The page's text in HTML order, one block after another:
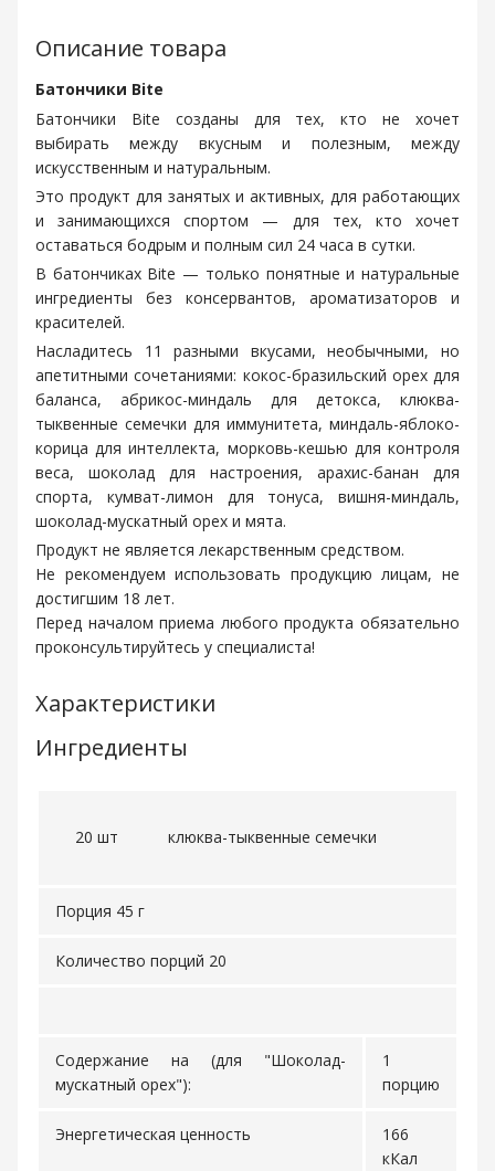
Описание товара
Батончики Bite
Батончики Bite созданы для тех, кто не хочет
выбирать между вкусным и полезным, между
искусственным и натуральным.
Это продукт для занятых и активных, для работающих
и занимающихся спортом — для тех, кто хочет
оставаться бодрым и полным сил 24 часа в сутки.
В батончиках Bite — только понятные и натуральные
ингредиенты без консервантов, ароматизаторов и
красителей.
Насладитесь 11 разными вкусами, необычными, но
апетитными сочетаниями: кокос-бразильский орех для
баланса, абрикос-миндаль для детокса, клюква-
тыквенные семечки для иммунитета, миндаль-яблоко-
корица для интеллекта, морковь-кешью для контроля
веса, шоколад для настроения, арахис-банан для
спорта, кумват-лимон для тонуса, вишня-миндаль,
шоколад-мускатный орех и мята.
Продукт не является лекарственным средством.
Не рекомендуем использовать продукцию лицам, не
достигшим 18 лет.
Перед началом приема любого продукта обязательно
проконсультируйтесь у специалиста!
Характеристики
Ингредиенты
20 шт клюква-тыквенные семечки
Порция 45 г
Количество порций 20
Содержание на (для "Шоколад-
мускатный орех"):
1
порцию
Энергетическая ценность
166
кКал